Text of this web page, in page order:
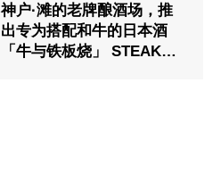
神户·滩的老牌酿酒场，推
出专为搭配和牛的日本酒
「牛与铁板烧」 STEAK和